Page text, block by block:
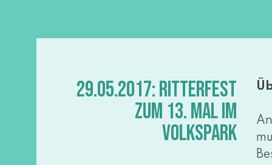
29.05.2017: RITTERFEST
ZUM 13. MAL IM
VOLKSPARK